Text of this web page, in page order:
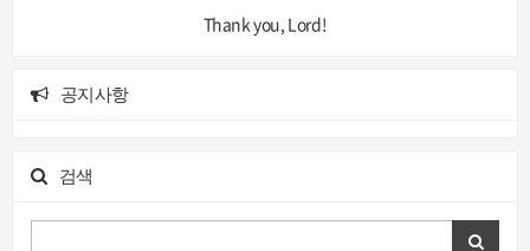
Thank you, Lord!
공지사항
검색